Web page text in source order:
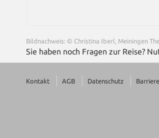
Bildnachweis: © Christina Iberl, Meiningen
Sie haben noch Fragen zur Reise?
Kontakt AGB Datenschutz